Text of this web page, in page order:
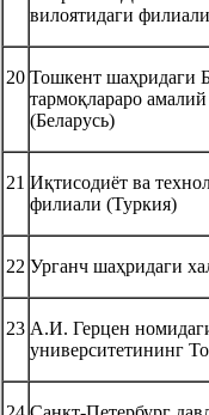
вилоятидаги
20 Тошкент шаҳридаги
тармоқлараро
(Беларусь)
21 Иқтисодиёт ва
филиали (Туркия)
22 Урганч шаҳридаги
23 А.И. Герцен
университетининг